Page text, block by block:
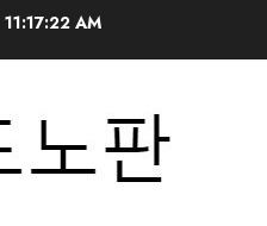
11:17:22 AM